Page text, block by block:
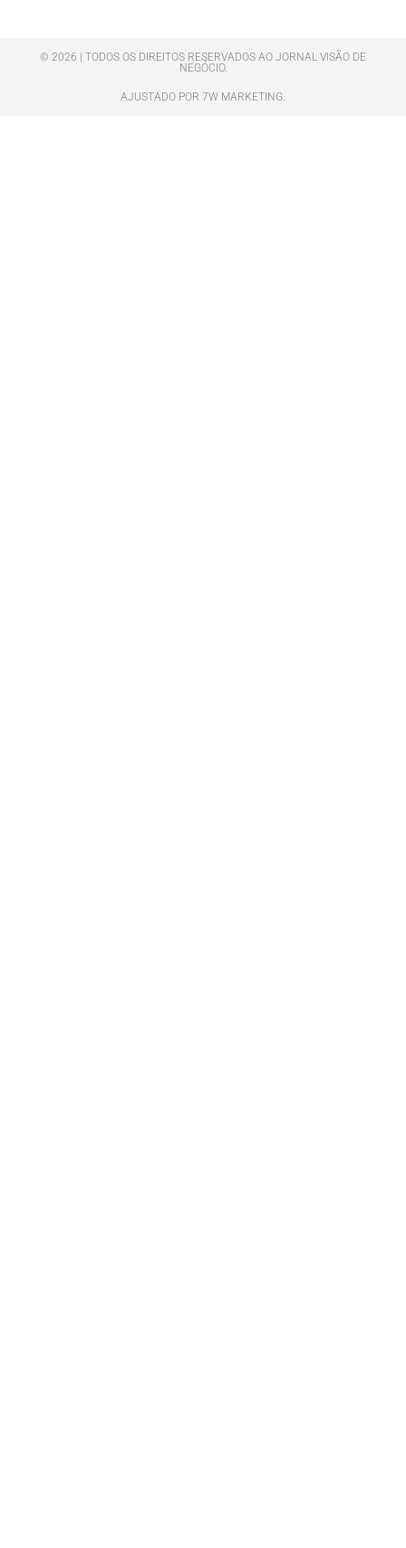
© 2026 | TODOS OS DIREITOS RESERVADOS AO JORNAL VISÃO DE
NEGÓCIO.
AJUSTADO POR 7W MARKETING.